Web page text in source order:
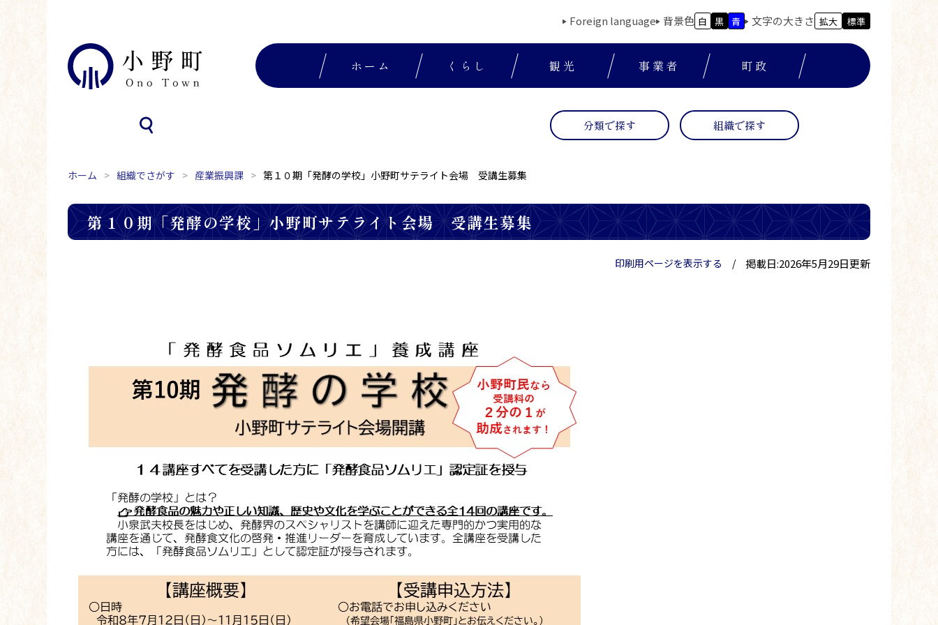
Foreign language 背景色 白 黒 青 文字の大きさ 拡大 標準
ホーム くらし 観光 事業者 町政
分類で探す 組織で探す
ホーム 組織でさがす 産業振興課 第１０期「発酵の学校」小野町サテライト会場 受講生募集
第１０期「発酵の学校」小野町サテライト会場 受講生募集
印刷用ページを表示する 掲載日:2026年5月29日更新